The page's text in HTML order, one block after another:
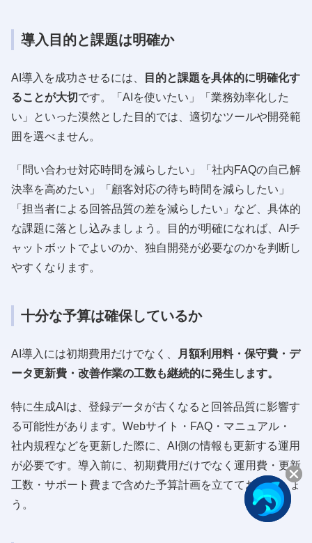
導入目的と課題は明確か
AI導入を成功させるには、
目的と課題を具体的に明確化す
ることが大切 です。「AIを使いたい」「業務効率化した
い」といった漠然とした目的では、適切なツールや開発範
囲を選べません。
「問い合わせ対応時間を減らしたい」「社内FAQの自己解
決率を高めたい」「顧客対応の待ち時間を減らしたい」
「担当者による回答品質の差を減らしたい」など、具体的
な課題に落とし込みましょう。目的が明確になれば、AIチ
ャットボットでよいのか、独自開発が必要なのかを判断し
やすくなります。
十分な予算は確保しているか
AI導入には初期費用だけでなく、
月額利用料・保守費・デ
ータ更新費・改善作業の工数も継続的に発生します。
特に生成AIは、登録データが古くなると回答品質に影響す
る可能性があります。Webサイト・FAQ・マニュアル・
社内規程などを更新した際に、AI側の情報も更新する運用
が必要です。導入前に、初期費用だけでなく運用費・更新
工数・サポート費まで含めた予算計画を立てておきましょ
う。